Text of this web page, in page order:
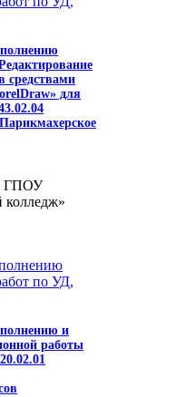
средствами
для
ГПОУ
колледж»
по УД,
и
работы